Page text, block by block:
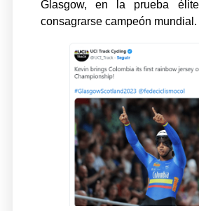
Glasgow, en la prueba
consagrarse campeón mundial.